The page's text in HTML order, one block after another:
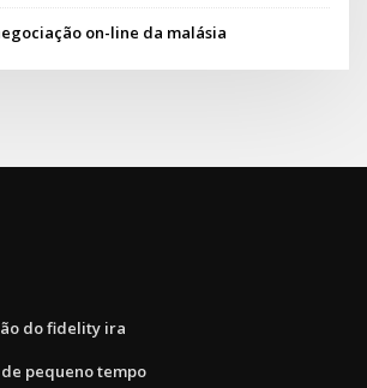
on-line da malásia
do fidelity ira
pequeno tempo